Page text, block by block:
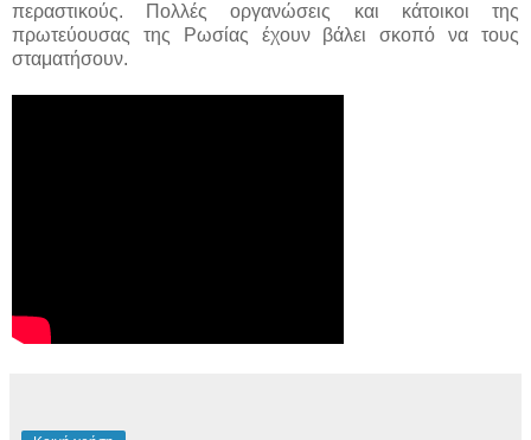
περαστικούς. Πολλές οργανώσεις και κάτοικοι της
πρωτεύουσας της Ρωσίας έχουν βάλει σκοπό να τους
σταματήσουν.